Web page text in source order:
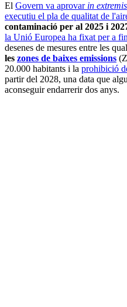
El Govern va aprovar in extremis
executiu el pla de qualitat de
contaminació per al 2025 i
la Unió Europea ha fixat per a
desenes de mesures entre les
les zones de baixes emissions
20.000 habitants i la prohibició
partir del 2028, una data que
aconseguir endarrerir dos anys.